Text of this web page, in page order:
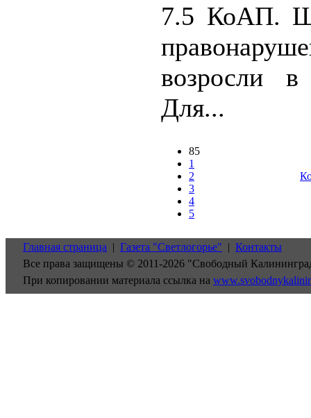
7.5 КоАП.
возросли
Для...
85
1
2
3
4
5
Главная страница | Газета "Светлогорье" | Контакты
Все права защищены © 2011-2026 "Свободный
При копировании материала ссылка на